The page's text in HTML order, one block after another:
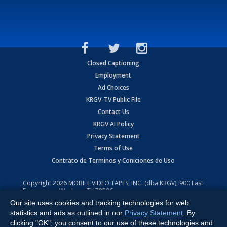
Closed Captioning
Employment
Ad Choices
KRGV-TV Public File
Contact Us
KRGV AI Policy
Privacy Statement
Terms of Use
Contrato de Terminos y Coniciones de Uso
Copyright2026 MOBILE VIDEO TAPES, INC. (dba KRGV), 900 East
Expressway, Weslaco, TX 78596.
All Rights Reserved. Powered by:Ruby Shore Software
Our site uses cookies and tracking technologies for web
statistics and ads as outlined in our Privacy Statement . By
clicking "OK", you consent to our use of these technologies and